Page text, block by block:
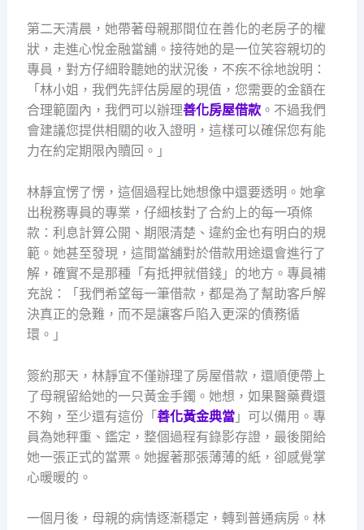
第二天清晨，她帶著母親那間位在善化的老房子的權
狀，走進心悅金融當舖。接待她的是一位笑容親切的
專員，對方仔細聆聽她的狀況後，不疾不徐地說明：
「林小姐，我們先評估房屋的現值，您需要的金額在
合理範圍內，我們可以辦理善化房屋借款。不過我們
會建議您提供相關的收入證明，這樣可以確保您有能
力在約定期限內贖回。」
林靜宜愣了愣，這個過程比她想像中還要透明。她拿
出稅務專員的專業，仔細核對了合約上的每一項條
款：利息計算公開、期限清楚、違約金也有明白的規
範。她甚至發現，這間當舖對於借款用途還會進行了
解，確實不是那種「有抵押就借錢」的地方。專員補
充說：「我們希望每一筆借款，都是為了幫助客戶解
決真正的急難，而不是讓客戶陷入更深的債務循
環。」
簽約那天，林靜宜不僅辦理了房屋借款，還順便帶上
了母親留給她的一只黃金手鐲。她想，如果醫藥費還
不夠，至少還有這份「 善化黃金典當」可以備用。專
員為她秤重、鑑定，整個過程有錄影存證，最後開給
她一張正式的當票。她握著那張薄薄的紙，卻感覺掌
心暖暖的。
一個月後，母親的病情逐漸穩定，轉到普通病房。林